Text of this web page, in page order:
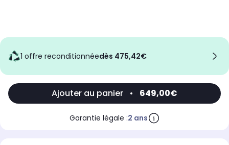
1 offre reconditionnée dès 475,42€
Ajouter au panier • 649,00€
Garantie légale :2 ans